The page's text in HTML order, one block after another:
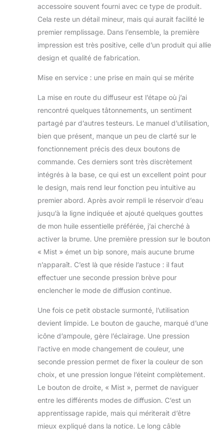
l'air dans
l'appartement. pour
améliorer la chambre
tout en réduisant la
sécheresse.
[Diffuseur
250 ml, adapté pour
diffuseur
d'aromathérapie est
livré avec un
250 ml. Et il adopte
la technologie
ultrasonique, la
brume lisse et les
pour vous offrir une
brume froide fine et
lisse et efficacement
l'équilibre de
Convient pour la
maison, les grandes
pièces, le bureau,
etc. [Multifonction 4
en 1 et 7 lumières de
diffuseur en pierre
de céramique peut
être utilisé comme
diffuseur d'huiles
essentielles, comme
humidificateur de
comme lumière
d'ambiance
romantique et
comme veilleuse.
couleurs de lumière
accessoire souvent fourni avec ce type de produit.
Cela reste un détail mineur, mais qui aurait facilité le
premier remplissage. Dans l’ensemble, la première
impression est très positive, celle d’un produit qui allie
design et qualité de fabrication.
Mise en service : une prise en main qui se mérite
La mise en route du diffuseur est l’étape où j’ai
rencontré quelques tâtonnements, un sentiment
partagé par d’autres testeurs. Le manuel d’utilisation,
bien que présent, manque un peu de clarté sur le
fonctionnement précis des deux boutons de
commande. Ces derniers sont très discrètement
intégrés à la base, ce qui est un excellent point pour
le design, mais rend leur fonction peu intuitive au
premier abord. Après avoir rempli le réservoir d’eau
jusqu’à la ligne indiquée et ajouté quelques gouttes
de mon huile essentielle préférée, j’ai cherché à
activer la brume. Une première pression sur le bouton
« Mist » émet un bip sonore, mais aucune brume
n’apparaît. C’est là que réside l’astuce : il faut
effectuer une seconde pression brève pour
enclencher le mode de diffusion continue.
Une fois ce petit obstacle surmonté, l’utilisation
devient limpide. Le bouton de gauche, marqué d’une
icône d’ampoule, gère l’éclairage. Une pression
l’active en mode changement de couleur, une
seconde pression permet de fixer la couleur de son
choix, et une pression longue l’éteint complètement.
Le bouton de droite, « Mist », permet de naviguer
entre les différents modes de diffusion. C’est un
apprentissage rapide, mais qui mériterait d’être
mieux expliqué dans la notice. Le long câble